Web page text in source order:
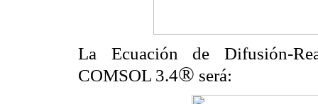
La Ecuación de Difusión-
COMSOL 3.4® será: